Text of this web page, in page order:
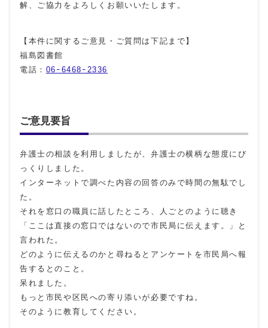
解、ご協力をよろしくお願いいたします。
【本件に関するご意見・ご質問は下記まで】
福島図書館
電話： 06ｰ6468ｰ2336
ご意見要旨
弁護士の相談を利用しましたが、弁護士の横柄な態度にび
っくりしました。
インターネットで調べた内容の回答のみで時間の無駄でし
た。
それを窓口の職員に話したところ、人ごとのように聴き
「ここは直接の窓口ではないので市民局に伝えます。」と
言われた。
どのように伝えるのかと尋ねるとアンケートを市民局へ報
告するとのこと。
呆れました。
もっと市民や区民への寄り添いが必要ですね。
そのように教育してください。